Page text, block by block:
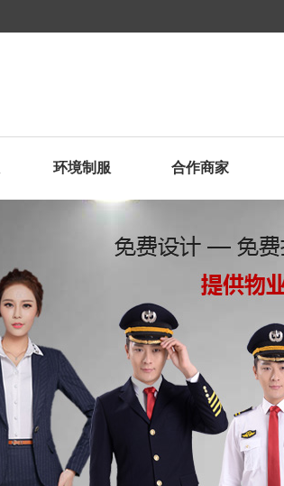
环境制服 合作商家